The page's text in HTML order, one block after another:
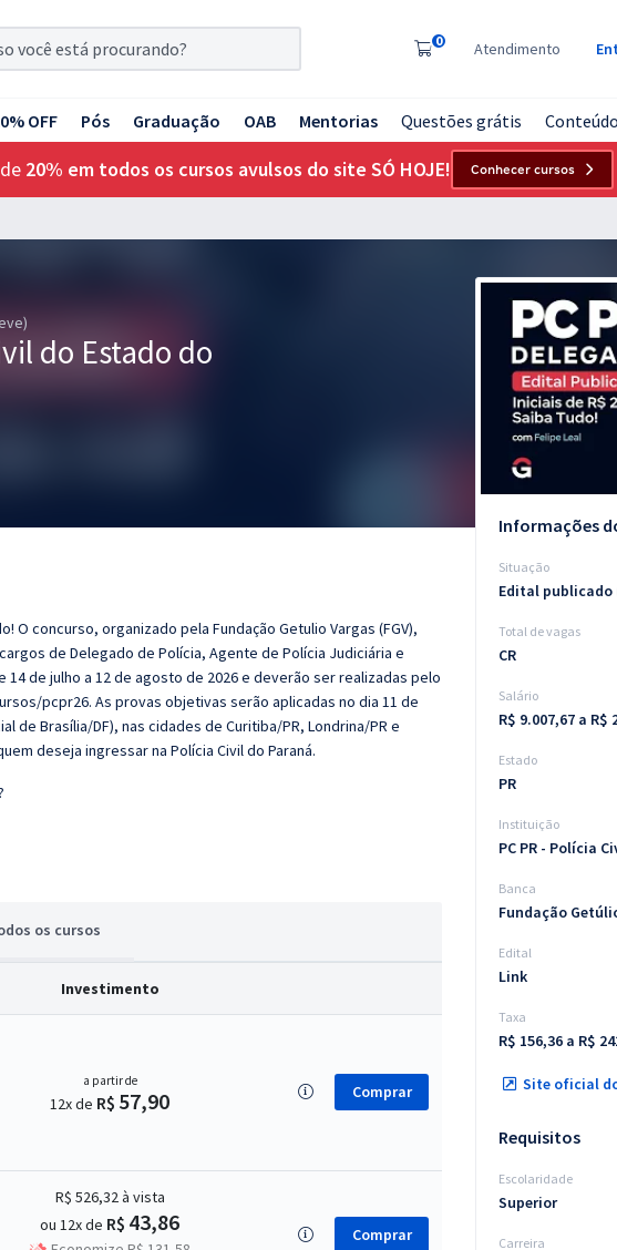
0 Atendimento
OFF Pós Graduação OAB Mentorias Questões grátis
20% em todos os cursos avulsos do site SÓ HOJE! Conhecer cursos
do Estado do
O concurso, organizado pela Fundação Getulio Vargas (FGV),
de Delegado de Polícia, Agente de Polícia Judiciária e
de julho a 12 de agosto de 2026 e deverão ser realizadas pelo
pcpr26. As provas objetivas serão aplicadas no dia 11 de
de Brasília/DF), nas cidades de Curitiba/PR, Londrina/PR e
deseja ingressar na Polícia Civil do Paraná.
os cursos
Investimento
a partir de
12x de R$ 57,90 Comprar
R$ 526,32à vista
ou 12x de R$ 43,86 Comprar
Informações
Situação
Edital publicado
Total de vagas
CR
Salário
R$ 9.007,67 a R$
Estado
PR
Instituição
PC PR - Polícia
Banca
Fundação
Edital
Link
Taxa
R$ 156,36 a R$
Site oficial
Requisitos
Escolaridade
Superior
Carreira